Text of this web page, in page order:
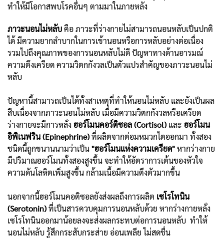
ทำให้มีโอกาสพบโรคอื่นๆ ตามมาในภายหลัง
ภาวะนอนไม่หลับคือ ภาวะที่ร่างกายไม่สามารถนอนหลับเป็นปกติ
ได้ มีความยากลำบากในการเข้านอนหรือการหลับอย่างต่อเนื่อง
รวมไปถึงคุณภาพของการนอนหลับไม่ดี ปัญหาทางด้านอารมณ์
ความตึงเครียด ความวิตกกังวลเป็นตัวแปรสำคัญของภาวะนอนไม่
หลับ
ปัญหานี้สามารถเป็นได้ทั้งสาเหตุที่ทำให้นอนไม่หลับ และยังเป็นผล
สืบเนื่องจากภาวะนอนไม่หลับ เมื่อมีความวิตกกังวลหรือเครียด
ร่างกายจะมีการหลั่ง ฮอร์โมนคอร์ติซอล (Cortisol) และ ฮอร์โมน
อิพิเนฟริน (Epinephrine)ที่ผลิตจากต่อมหมวกไตออกมา ทั้งสอง
ชนิดนี้ถูกขนานนามว่าเป็น"ฮอร์โมนแห่งความเครียด"หากร่างกาย
มีปริมาณฮอร์โมนทั้งสองสูงขึ้น จะทำให้อัตราการเต้นของหัวใจ
ความดันโลหิตเพิ่มสูงขึ้น กล้ามเนื้อมีความตึงตัวมากขึ้น
นอกจากนี้ฮอร์โมนคอติซอลยังส่งผลถึงการผลิต เซโรโทนิน
(Serotonin)ที่เป็นสารควบคุมการนอนหลับด้วย หากร่างกายหลั่ง
เซโรโทนินออกมาน้อยลงจะส่งผลกระทบต่อการนอนหลับ ทำให้
นอนไม่หลับ รู้สึกกระสับกระส่าย อ่อนเพลีย ไม่สดชื่น